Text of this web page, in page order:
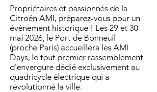
Propriétaires et passionnés de la
Citroën AMI, préparez-vous pour un
événement historique ! Les 29 et 30
mai 2026, le Port de Bonneuil
(proche Paris) accueillera les AMI
Days, le tout premier rassemblement
d'envergure dédié exclusivement au
quadricycle électrique qui a
révolutionné la ville.